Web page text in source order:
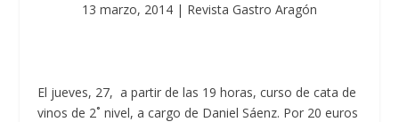
13 marzo, 2014 | Revista Gastro Aragón
El jueves, 27, a partir de las 19 horas, curso de cata de
vinos de 2˚ nivel, a cargo de Daniel Sáenz. Por 20 euros